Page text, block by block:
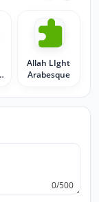
Allah LIght
Arabesque
0/500